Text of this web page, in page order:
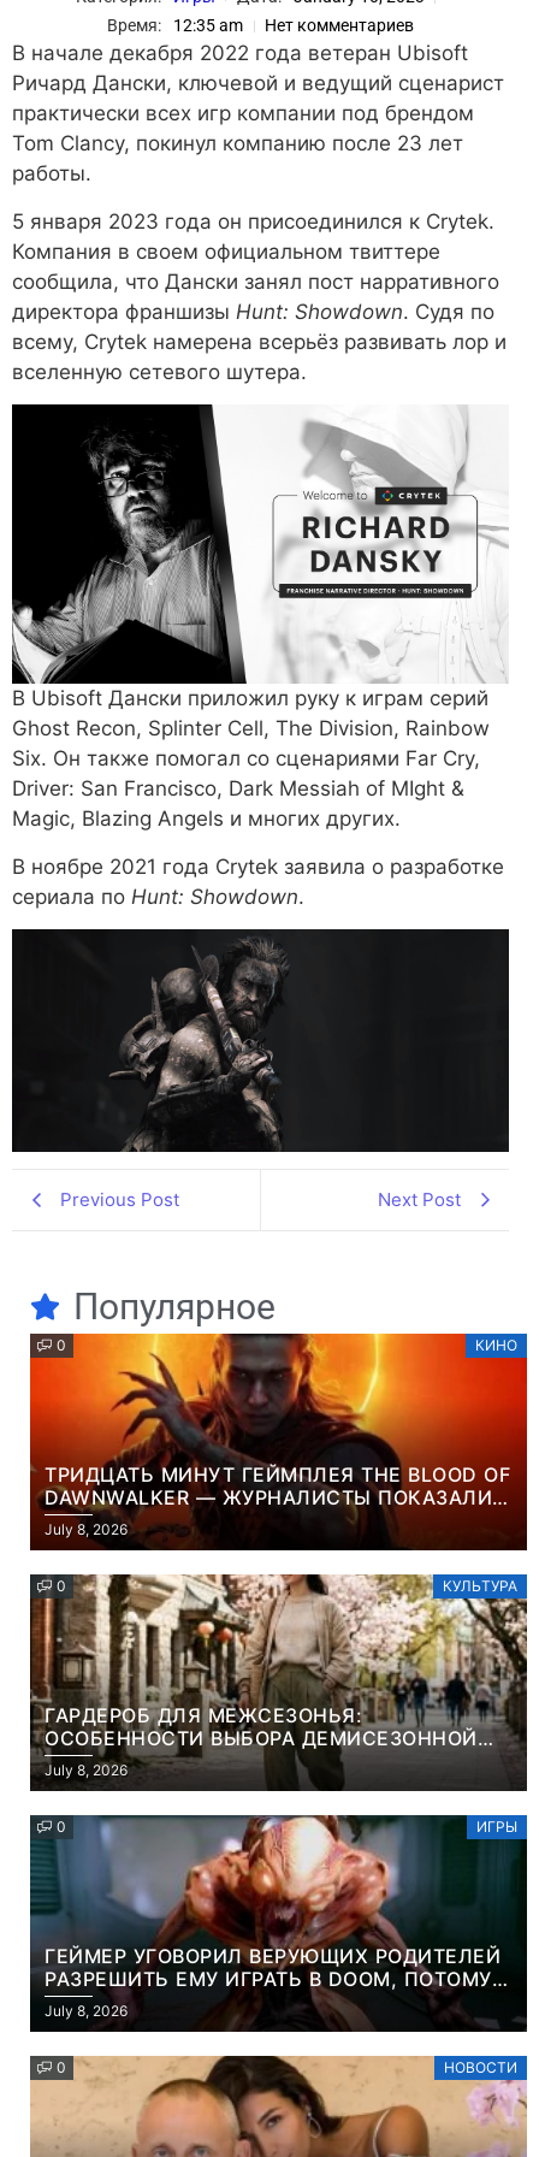
Время:
12:35 am Нет комментариев
В начале декабря 2022 года ветеран Ubisoft
Ричард Дански, ключевой и ведущий сценарист
практически всех игр компании под брендом
Tom Clancy, покинул компанию после 23 лет
работы.
5 января 2023 года он присоединился к Crytek.
Компания в своем официальном твиттере
сообщила, что Дански занял пост нарративного
директора франшизы Hunt: Showdown. Судя по
всему, Crytek намерена всерьёз развивать лор и
вселенную сетевого шутера.
В Ubisoft Дански приложил руку к играм серий
Ghost Recon, Splinter Cell, The Division, Rainbow
Six. Он также помогал со сценариями Far Cry,
Driver: San Francisco, Dark Messiah of MIght &
Magic, Blazing Angels и многих других.
В ноябре 2021 года Crytek заявила о разработке
сериала по Hunt: Showdown.
Previous Post Next Post
Популярное
0 КИНО
ТРИДЦАТЬ МИНУТ ГЕЙМПЛЕЯ THE BLOOD OF
DAWNWALKER — ЖУРНАЛИСТЫ ПОКАЗАЛИ
НАЧАЛО НОВОЙ ИГРЫ ОТ ВЕТЕРАНОВ CD
PROJEKT RED
July 8, 2026
0 КУЛЬТУРА
ГАРДЕРОБ ДЛЯ МЕЖСЕЗОНЬЯ:
ОСОБЕННОСТИ ВЫБОРА ДЕМИСЕЗОННОЙ
ПАРКИ И ЭЛЕГАНТНОГО ЖЕНСКОГО ПЛАЩА
July 8, 2026
0 ИГРЫ
ГЕЙМЕР УГОВОРИЛ ВЕРУЮЩИХ РОДИТЕЛЕЙ
РАЗРЕШИТЬ ЕМУ ИГРАТЬ В DOOM, ПОТОМУ
ЧТО ЭТО ХРИСТИАНСКАЯ ИГРА ПРО
УБИЙСТВО ДЕМОНОВ
July 8, 2026
0 НОВОСТИ